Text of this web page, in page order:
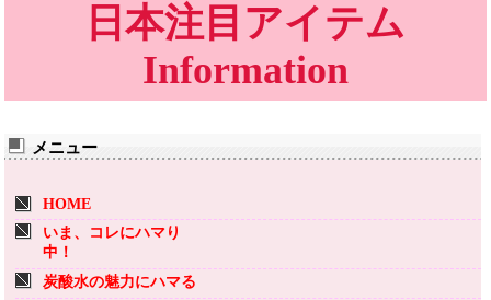
日本注目アイテム
Information
メニュー
HOME
いま、コレにハマり
中！
炭酸水の魅力にハマる